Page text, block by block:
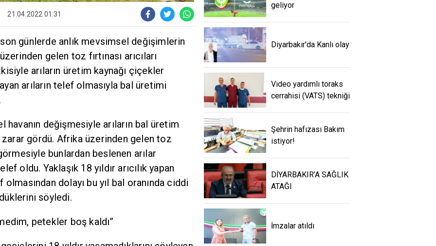
21.04.2022 01:31
son günlerde anlık mevsimsel değişimlerin
gelen toz fırtınası arıcıları
arıların üretim kaynağı çiçekler
arıların telef olmasıyla bal üretimi
havanın değişmesiyle arıların bal üretim
zarar gördü. Afrika üzerinden gelen toz
bunlardan beslenen arılar
oldu. Yaklaşık 18 yıldır arıcılık yapan
dolayı bu yıl bal oranında ciddi
söyledi.
petekler boş kaldı”
geliyor
Diyarbakır'da Kanlı olay
Video yardımlı toraks
cerrahisi (VATS) tekniği
Şehrin hafızası Bakım
istiyor!
DİYARBAKIR’A SAĞLIK
ATAĞI
İmzalar atıldı